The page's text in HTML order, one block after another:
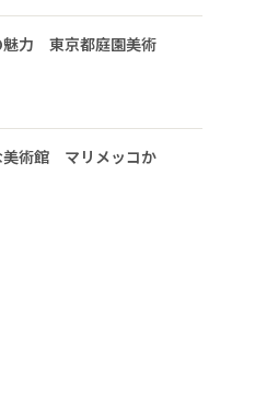
魅力 東京都庭園美術
美術館 マリメッコか